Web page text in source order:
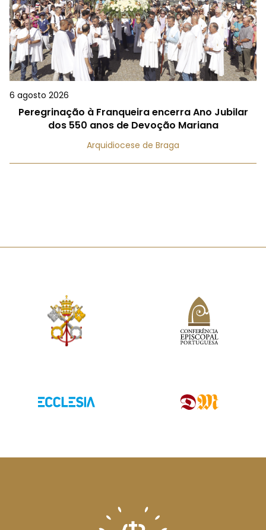
6 agosto 2026
Peregrinação à Franqueira encerra Ano Jubilar
dos 550 anos de Devoção Mariana
Arquidiocese de Braga